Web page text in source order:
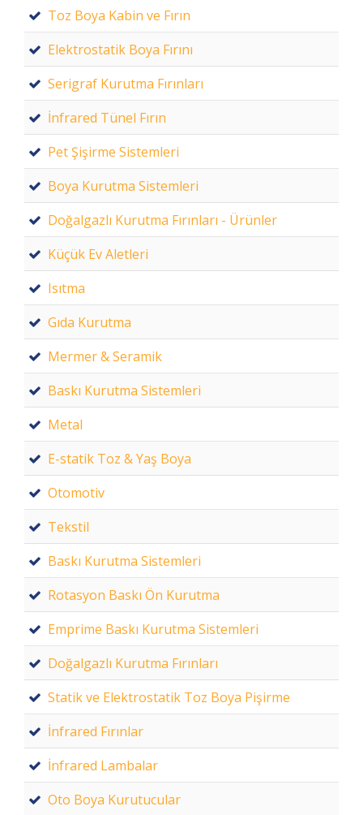
Toz Boya Kabin ve Fırın
Elektrostatik Boya Fırını
Serigraf Kurutma Fırınları
İnfrared Tünel Fırın
Pet Şişirme Sistemleri
Boya Kurutma Sistemleri
Doğalgazlı Kurutma Fırınları - Ürünler
Küçük Ev Aletleri
Isıtma
Gıda Kurutma
Mermer & Seramik
Baskı Kurutma Sistemleri
Metal
E-statik Toz & Yaş Boya
Otomotiv
Tekstil
Baskı Kurutma Sistemleri
Rotasyon Baskı Ön Kurutma
Emprime Baskı Kurutma Sistemleri
Doğalgazlı Kurutma Fırınları
Statik ve Elektrostatik Toz Boya Pişirme
İnfrared Fırınlar
İnfrared Lambalar
Oto Boya Kurutucular